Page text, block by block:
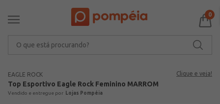
0
EAGLE ROCK Clique e veja!
Top Esportivo Eagle Rock Feminino MARROM
Lojas Pompéia